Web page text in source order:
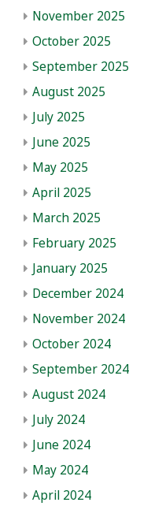
November 2025
October 2025
September 2025
August 2025
July 2025
June 2025
May 2025
April 2025
March 2025
February 2025
January 2025
December 2024
November 2024
October 2024
September 2024
August 2024
July 2024
June 2024
May 2024
April 2024